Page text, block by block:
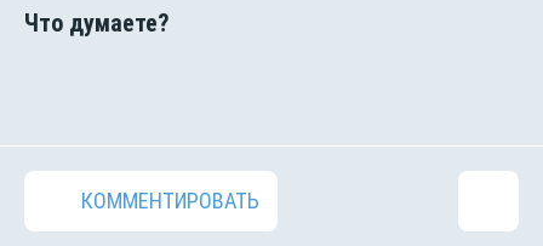
КОММЕНТИРОВАТЬ